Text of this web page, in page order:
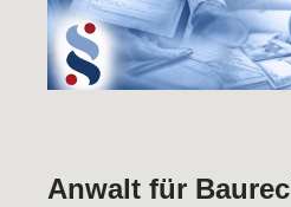
Anwalt für